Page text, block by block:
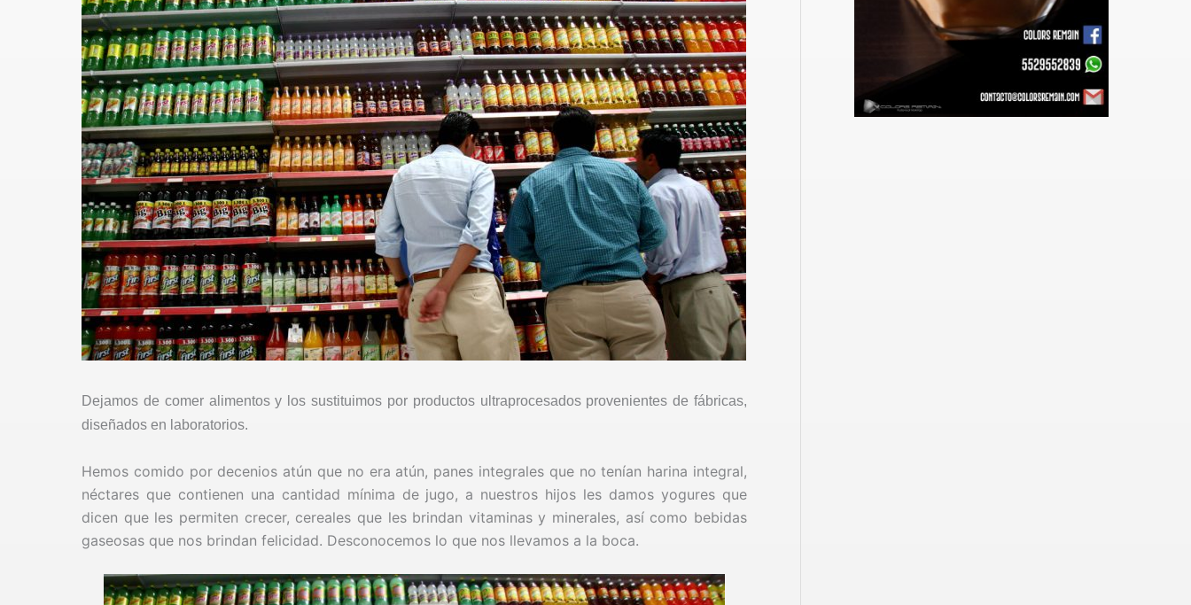
Dejamos de comer alimentos y los sustituimos por productos ultraprocesados provenientes de fábricas,
diseñados en laboratorios.
Hemos comido por decenios atún que no era atún, panes integrales que no tenían harina integral,
néctares que contienen una cantidad mínima de jugo, a nuestros hijos les damos yogures que
dicen que les permiten crecer, cereales que les brindan vitaminas y minerales, así como bebidas
gaseosas que nos brindan felicidad. Desconocemos lo que nos llevamos a la boca.